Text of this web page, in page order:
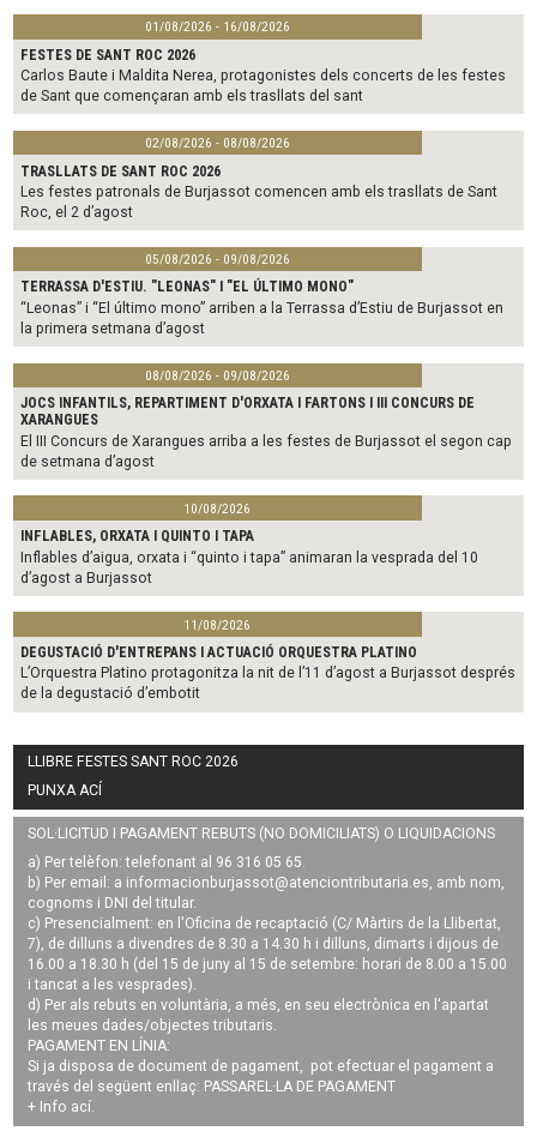
01/08/2026 - 16/08/2026
FESTES DE SANT ROC 2026
Carlos Baute i Maldita Nerea, protagonistes dels concerts de les festes
de Sant que començaran amb els trasllats del sant
02/08/2026 - 08/08/2026
TRASLLATS DE SANT ROC 2026
Les festes patronals de Burjassot comencen amb els trasllats de Sant
Roc, el 2 d’agost
05/08/2026 - 09/08/2026
TERRASSA D'ESTIU. "LEONAS" I "EL ÚLTIMO MONO"
“Leonas” i “El último mono” arriben a la Terrassa d’Estiu de Burjassot en
la primera setmana d’agost
08/08/2026 - 09/08/2026
JOCS INFANTILS, REPARTIMENT D'ORXATA I FARTONS I III CONCURS DE
XARANGUES
El III Concurs de Xarangues arriba a les festes de Burjassot el segon cap
de setmana d’agost
10/08/2026
INFLABLES, ORXATA I QUINTO I TAPA
Inflables d’aigua, orxata i “quinto i tapa” animaran la vesprada del 10
d’agost a Burjassot
11/08/2026
DEGUSTACIÓ D'ENTREPANS I ACTUACIÓ ORQUESTRA PLATINO
L’Orquestra Platino protagonitza la nit de l’11 d’agost a Burjassot després
de la degustació d’embotit
LLIBRE FESTES SANT ROC 2026
PUNXA ACÍ
SOL·LICITUD I PAGAMENT REBUTS (NO DOMICILIATS) O LIQUIDACIONS
a) Per telèfon: telefonant al 96 316 05 65.
b) Per email: a informacionburjassot@atenciontributaria.es, amb nom,
cognoms i DNI del titular.
c) Presencialment: en l'Oficina de recaptació (C/ Màrtirs de la Llibertat,
7), de dilluns a divendres de 8.30 a 14.30 h i dilluns, dimarts i dijous de
16.00 a 18.30 h (del 15 de juny al 15 de setembre: horari de 8.00 a 15.00
i tancat a les vesprades).
d) Per als rebuts en voluntària, a més, en seu electrònica en l'apartat
les meues dades/objectes tributaris.
PAGAMENT EN LÍNIA:
Si ja disposa de document de pagament, pot efectuar el pagament a
través del següent enllaç: PASSAREL·LA DE PAGAMENT
+ Info ací.